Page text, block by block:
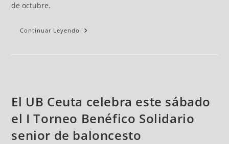
de octubre.
Continuar Leyendo
El UB Ceuta celebra este sábado
el I Torneo Benéfico Solidario
senior de baloncesto